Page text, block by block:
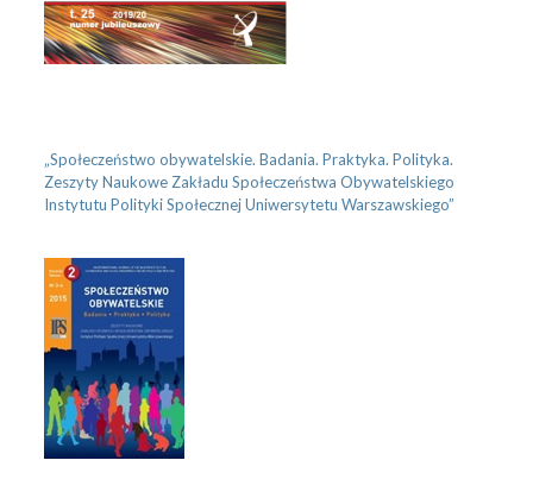
„Społeczeństwo obywatelskie. Badania. Praktyka. Polityka.
Zeszyty Naukowe Zakładu Społeczeństwa Obywatelskiego
Instytutu Polityki Społecznej Uniwersytetu Warszawskiego”